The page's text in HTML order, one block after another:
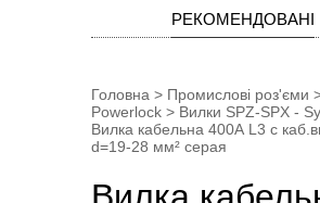
РЕКОМЕНДОВАНІ
Головна > Промислові роз'єми
Powerlock > Вилки SPZ-SPX -
Вилка кабельна 400А L3 с
d=19-28 мм² серая